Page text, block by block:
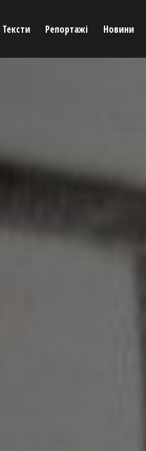
Тексти Репортажі Новини